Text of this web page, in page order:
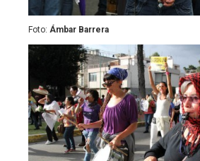
Foto: Ámbar Barrera